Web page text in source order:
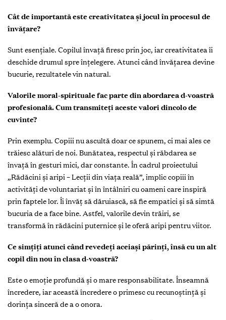
Cât de importantă este creativitatea și jocul în procesul de
învățare?
Sunt esențiale. Copilul învață firesc prin joc, iar creativitatea îi
deschide drumul spre înțelegere. Atunci când învățarea devine
bucurie, rezultatele vin natural.
Valorile moral-spirituale fac parte din abordarea d-voastră
profesională. Cum transmiteți aceste valori dincolo de
cuvinte?
Prin exemplu. Copiii nu ascultă doar ce spunem, ci mai ales ce
trăiesc alături de noi. Bunătatea, respectul și răbdarea se
învață în gesturi mici, dar constante. În cadrul proiectului
„Rădăcini și aripi – Lecții din viața reală”, implic copiii în
activități de voluntariat și în întâlniri cu oameni care inspiră
prin faptele lor. Îi învăț să dăruiască, să fie empatici și să simtă
bucuria de a face bine. Astfel, valorile devin trăiri, se
transformă în rădăcini puternice și le oferă aripi pentru viitor.
Ce simțiți atunci când revedeți aceiași părinți, însă cu un alt
copil din nou în clasa d-voastră?
Este o emoție profundă și o mare responsabilitate. Înseamnă
încredere, iar această încredere o primesc cu recunoștință și
dorința sinceră de a o onora.